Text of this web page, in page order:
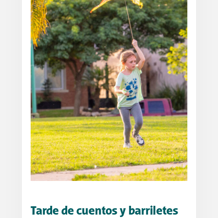
Tarde de cuentos y barriletes